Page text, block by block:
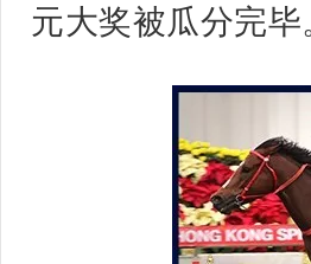
元大奖被瓜分完毕